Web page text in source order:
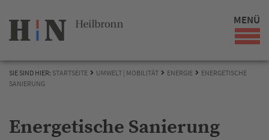
MENÜ
SIE SIND HIER: STARTSEITE UMWELT | MOBILITÄT ENERGIE
ENERGETISCHE
SANIERUNG
Energetische Sanierung